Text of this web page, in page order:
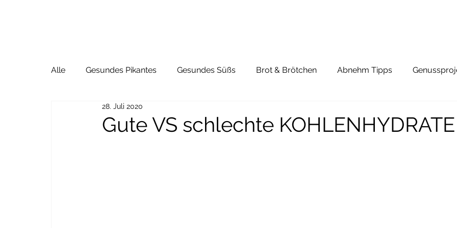
Alle Gesundes Pikantes Gesundes Süßs Brot & Brötchen Abnehm Tipps
Gute VS schlechte KOHLENHYDRATE
28. Juli 2020